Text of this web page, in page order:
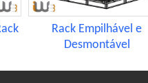
Rack Empilhável e
Desmontável